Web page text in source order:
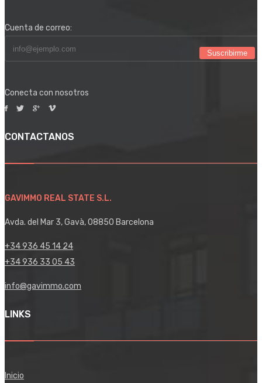
Cuenta de correo:
Suscribirme
Conecta con nosotros
CONTACTANOS
GAVIMMO REAL STATE S.L.
Avda. del Mar 3, Gavà, 08850 Barcelona
+34 936 45 14 24
+34 936 33 05 43
info@gavimmo.com
LINKS
Inicio